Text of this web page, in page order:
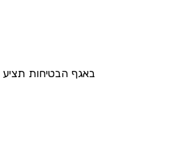
באגף הבטיחות תציע